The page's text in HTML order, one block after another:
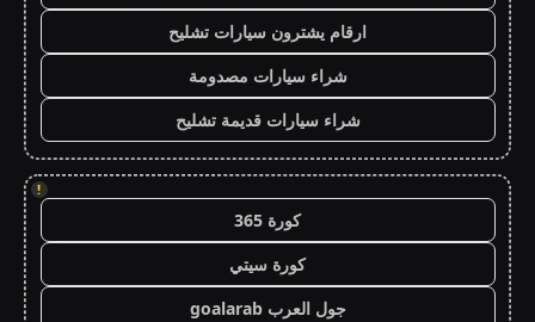
ارقام يشترون سيارات تشليح
شراء سيارات مصدومة
شراء سيارات قديمة تشليح
!
كورة 365
كورة سيتي
جول العرب goalarab